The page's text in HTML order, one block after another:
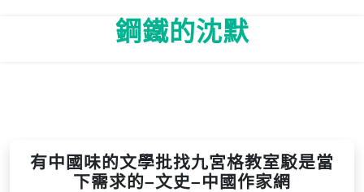
鋼鐵的沈默
有中國味的文學批找九宮格教室駁是當
下需求的–文史–中國作家網